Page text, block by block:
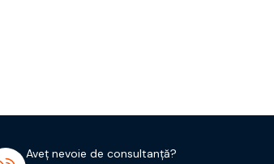
Aveț nevoie de consultanță?